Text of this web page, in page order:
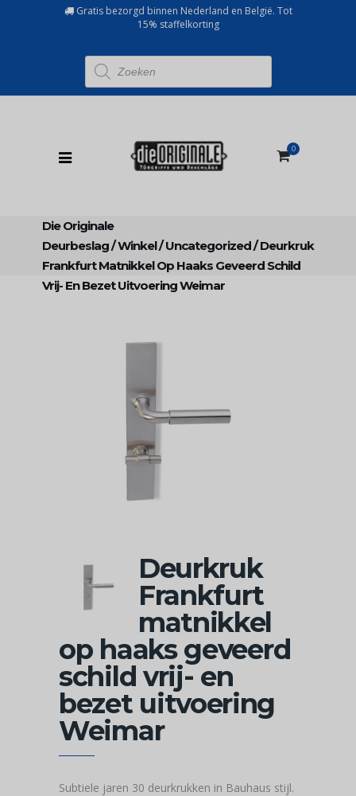
Gratis bezorgd binnen Nederland en België. Tot
15% staffelkorting
Producten
zoeken
0
Die Originale
Deurbeslag/Winkel/Uncategorized/Deurkruk
Frankfurt Matnikkel Op Haaks Geveerd Schild
Vrij- En Bezet Uitvoering Weimar
Deurkruk
Frankfurt
matnikkel
op haaks geveerd
schild vrij- en
bezet uitvoering
Weimar
Subtiele jaren 30 deurkrukken in Bauhaus stijl.